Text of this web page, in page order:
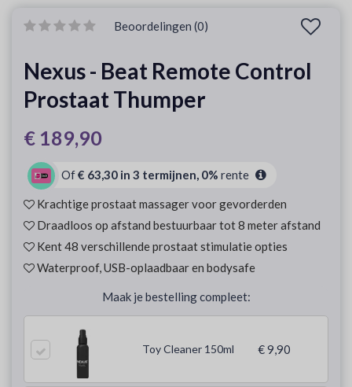
Beoordelingen (0)
Nexus - Beat Remote Control
Prostaat Thumper
€ 189,90
Of€ 63,30 in 3 termijnen, 0% rente
Krachtige prostaat massager voor gevorderden
Draadloos op afstand bestuurbaar tot 8 meter afstand
Kent 48 verschillende prostaat stimulatie opties
Waterproof, USB-oplaadbaar en bodysafe
Maak je bestelling compleet:
Toy Cleaner 150ml € 9,90